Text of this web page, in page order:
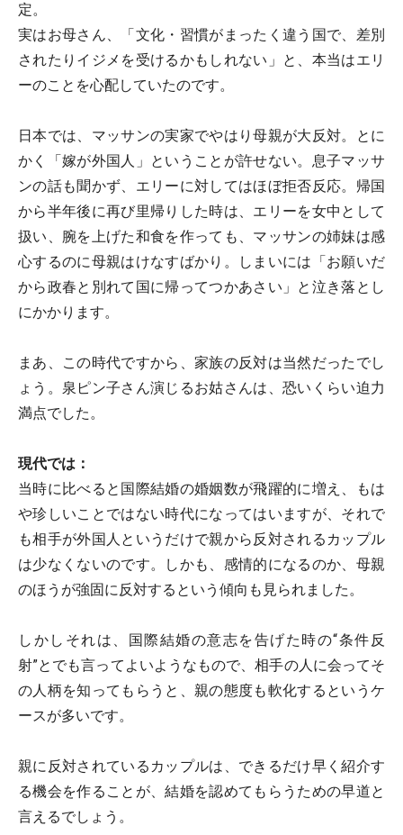
定。
実はお母さん、「文化・習慣がまったく違う国で、差別
されたりイジメを受けるかもしれない」と、本当はエリ
ーのことを心配していたのです。
日本では、マッサンの実家でやはり母親が大反対。とに
かく「嫁が外国人」ということが許せない。息子マッサ
ンの話も聞かず、エリーに対してはほぼ拒否反応。帰国
から半年後に再び里帰りした時は、エリーを女中として
扱い、腕を上げた和食を作っても、マッサンの姉妹は感
心するのに母親はけなすばかり。しまいには「お願いだ
から政春と別れて国に帰ってつかあさい」と泣き落とし
にかかります。
まあ、この時代ですから、家族の反対は当然だったでし
ょう。泉ピン子さん演じるお姑さんは、恐いくらい迫力
満点でした。
現代では：
当時に比べると国際結婚の婚姻数が飛躍的に増え、もは
や珍しいことではない時代になってはいますが、それで
も相手が外国人というだけで親から反対されるカップル
は少なくないのです。しかも、感情的になるのか、母親
のほうが強固に反対するという傾向も見られました。
しかしそれは、国際結婚の意志を告げた時の“条件反
射”とでも言ってよいようなもので、相手の人に会ってそ
の人柄を知ってもらうと、親の態度も軟化するというケ
ースが多いです。
親に反対されているカップルは、できるだけ早く紹介す
る機会を作ることが、結婚を認めてもらうための早道と
言えるでしょう。